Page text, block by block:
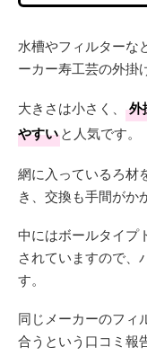
水槽やフィルターな
ーカー寿工芸の外掛
大きさは小さく、
外
やすいと人気です。
網に入っているろ材
き、交換も手間がか
中にはボールタイプ
されていますので、
す。
同じメーカーのフィ
合うという口コミ報